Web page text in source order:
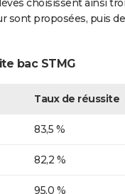
choisissent ainsi
sont proposées, puis
bac STMG
Taux de réussite
83,5 %
82,2 %
95,0 %